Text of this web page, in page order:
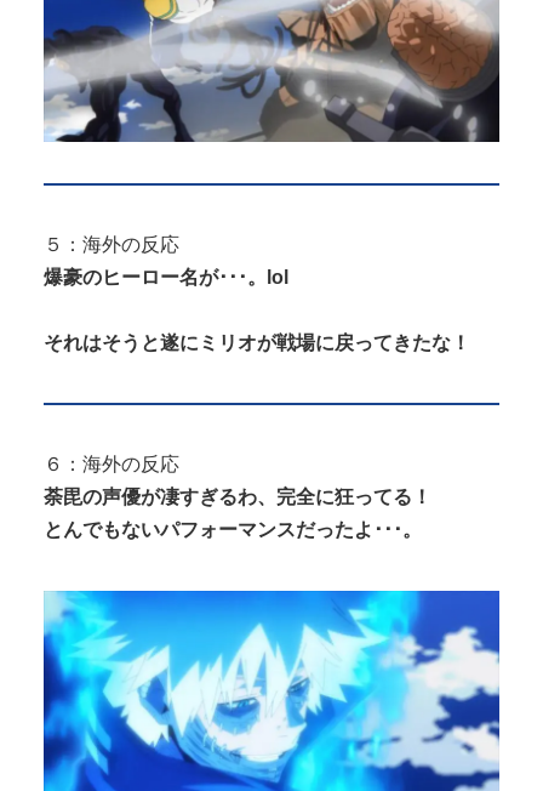
５：海外の反応
爆豪のヒーロー名が･･･。lol
それはそうと遂にミリオが戦場に戻ってきたな！
６：海外の反応
荼毘の声優が凄すぎるわ、完全に狂ってる！
とんでもないパフォーマンスだったよ･･･。